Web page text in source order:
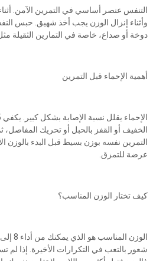
التنفس عنصر أساسي في التمرين الآمن.
وأثناء إنزال الوزن يجب أخذ شهيق. حبس
دوخة أو صداع، خاصة في التمارين الثقيلة
أهمية الإحماء قبل التمرين
الخفيف أو القفز بالحبل أو تحريك
التمرين نفسه بوزن بسيط قبل البدء بالوزن
عرضة للتمزق.
كيف تختار الوزن المناسب؟
شعور بالتعب في التكرارات الأخيرة. إذا لم